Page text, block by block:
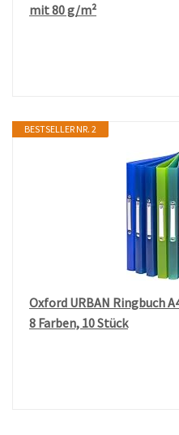
mit 80 g/m²
BESTSELLER NR. 2
Oxford URBAN Ringbuch
8 Farben, 10 Stück